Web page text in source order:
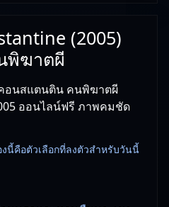
(2005)
พิฆาตผี
อนสแตนติน คนพิฆาตผี
ออนไลน์ฟรี ภาพคมชัด
นี้คือตัวเลือกที่ลงตัวสำหรับวันนี้